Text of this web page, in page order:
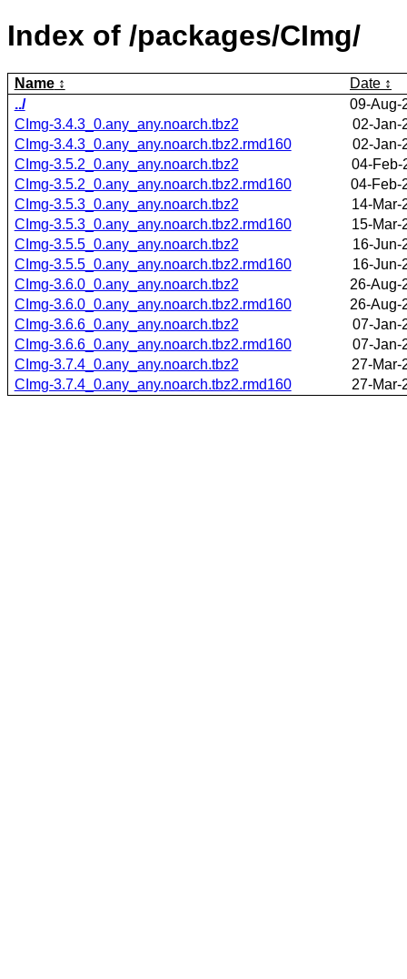
Index of /packages/CImg/
Name
Date
../
09-Aug-
CImg-3.4.3_0.any_any.noarch.tbz2
02-Jan-
CImg-3.4.3_0.any_any.noarch.tbz2.rmd160
02-Jan-
CImg-3.5.2_0.any_any.noarch.tbz2
04-Feb-
CImg-3.5.2_0.any_any.noarch.tbz2.rmd160
04-Feb-
CImg-3.5.3_0.any_any.noarch.tbz2
14-Mar-
CImg-3.5.3_0.any_any.noarch.tbz2.rmd160
15-Mar-
CImg-3.5.5_0.any_any.noarch.tbz2
16-Jun-
CImg-3.5.5_0.any_any.noarch.tbz2.rmd160
16-Jun-
CImg-3.6.0_0.any_any.noarch.tbz2
26-Aug-
CImg-3.6.0_0.any_any.noarch.tbz2.rmd160
26-Aug-
CImg-3.6.6_0.any_any.noarch.tbz2
07-Jan-
CImg-3.6.6_0.any_any.noarch.tbz2.rmd160
07-Jan-
CImg-3.7.4_0.any_any.noarch.tbz2
27-Mar-
CImg-3.7.4_0.any_any.noarch.tbz2.rmd160
27-Mar-